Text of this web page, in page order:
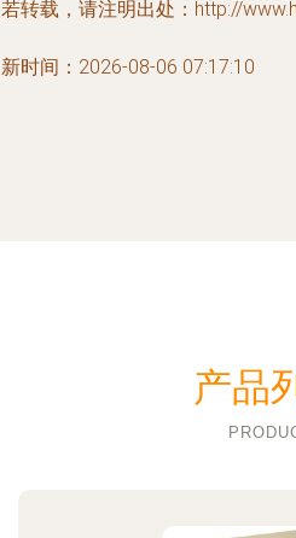
转载，请注明出处：http://
时间：2026-08-06 07:17:10
产品